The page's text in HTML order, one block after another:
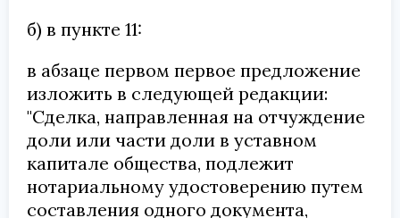
б) в пункте 11:
в абзаце первом первое предложение
изложить в следующей редакции:
"Сделка, направленная на отчуждение
доли или части доли в уставном
капитале общества, подлежит
нотариальному удостоверению путем
составления одного документа,